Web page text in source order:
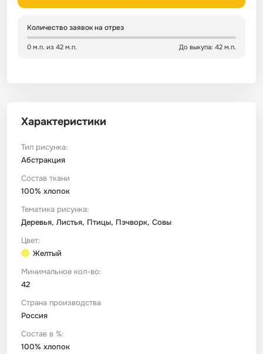
Количество заявок на отрез
0 м.п. из 42 м.п. До выкупа: 42 м.п.
Характеристики
Тип рисунка:
Абстракция
Состав ткани
100% хлопок
Тематика рисунка:
Деревья, Листья, Птицы, Пэчворк, Совы
Цвет:
Желтый
Минимальное кол-во:
42
Страна производства
Россия
Состав в %:
100% хлопок
Сатин
Сатин Страйп
Сатин Твил
Сетка
Ситец
Спанбонд
ТиСи Твил
Трикотаж
Тюль
Фланель
Флис
Зеленый
Детский
Город / архитектура
Морская тема
Космос
Техника / транспорт
Этнический